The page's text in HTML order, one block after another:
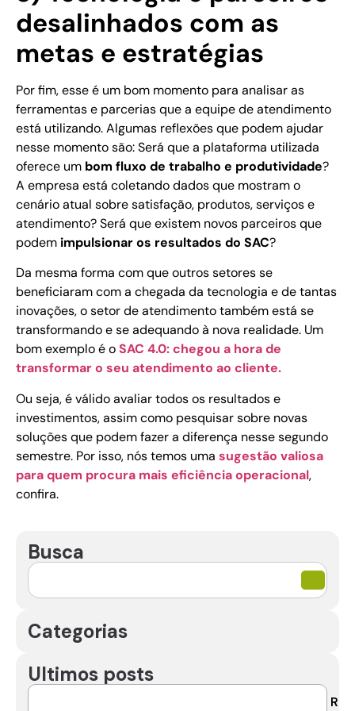
desalinhados com as
metas e estratégias
Por fim, esse é um bom momento para analisar as
ferramentas e parcerias que a equipe de atendimento
está utilizando. Algumas reflexões que podem ajudar
nesse momento são: Será que a plataforma utilizada
oferece um bom fluxo de trabalho e produtividade?
A empresa está coletando dados que mostram o
cenário atual sobre satisfação, produtos, serviços e
atendimento? Será que existem novos parceiros que
podem impulsionar os resultados do SAC?
Da mesma forma com que outros setores se
beneficiaram com a chegada da tecnologia e de tantas
inovações, o setor de atendimento também está se
transformando e se adequando à nova realidade. Um
bom exemplo é oSAC 4.0: chegou a hora de
transformar o seu atendimento ao cliente.
Ou seja, é válido avaliar todos os resultados e
investimentos, assim como pesquisar sobre novas
soluções que podem fazer a diferença nesse segundo
semestre. Por isso, nós temos uma sugestão valiosa
para quem procura mais eficiência operacional,
confira.
Busca
Categorias
Ultimos posts
R